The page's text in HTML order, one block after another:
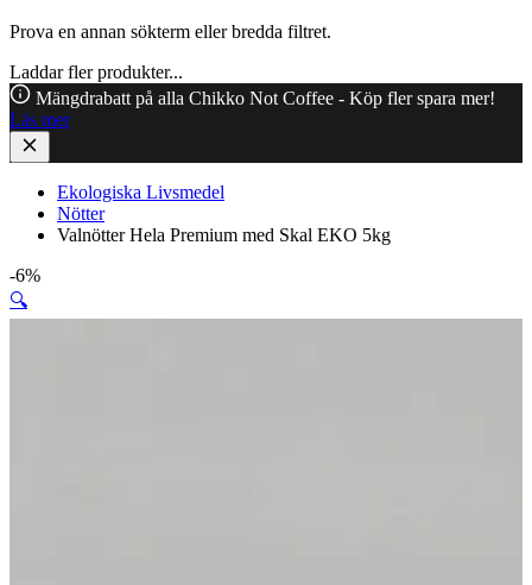
Prova en annan sökterm eller bredda filtret.
Laddar fler produkter...
Mängdrabatt på alla Chikko Not Coffee - Köp fler spara mer!
Läs mer
Ekologiska Livsmedel
Nötter
Valnötter Hela Premium med Skal EKO 5kg
-6%
🔍